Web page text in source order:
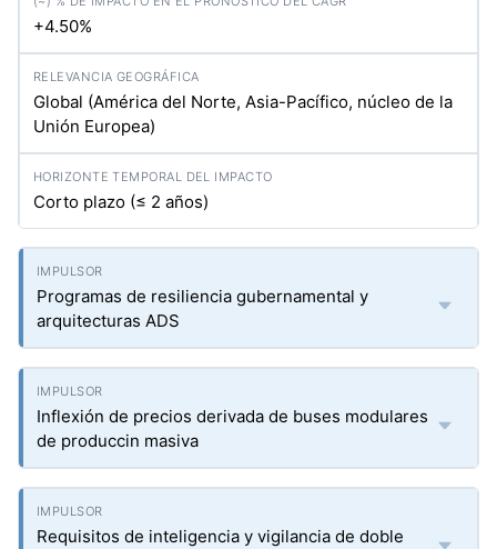
+4.50%
Global (América del Norte, Asia-Pacífico, núcleo de la
Unión Europea)
Corto plazo (≤ 2 años)
Programas de resiliencia gubernamental y
arquitecturas ADS
Inflexión de precios derivada de buses modulares
de produccin masiva
Requisitos de inteligencia y vigilancia de doble